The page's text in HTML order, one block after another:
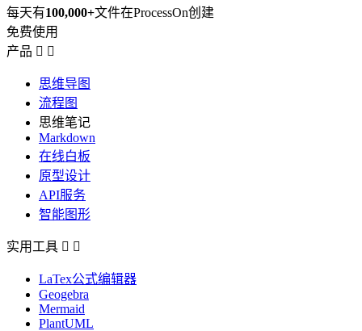
每天有100,000+文件在ProcessOn创建
免费使用
产品  
思维导图
流程图
思维笔记
Markdown
在线白板
原型设计
API服务
智能图形
实用工具  
LaTex公式编辑器
Geogebra
Mermaid
PlantUML